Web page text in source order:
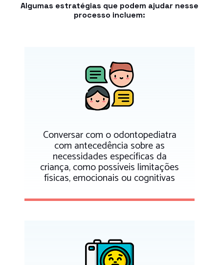
Algumas estratégias que podem ajudar nesse
processo incluem:
Conversar com o odontopediatra
com antecedência sobre as
necessidades específicas da
criança, como possíveis limitações
físicas, emocionais ou cognitivas